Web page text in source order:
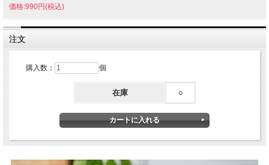
価格:990円(税込)
注文
購入数： 個
在庫 ○